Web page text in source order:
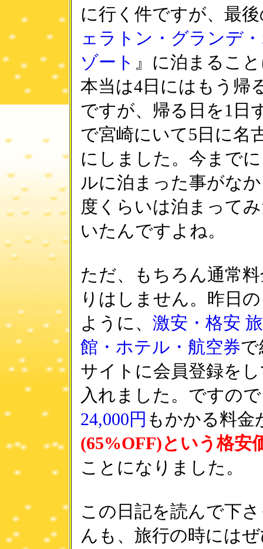
に行く件ですが、最
ェラトン・グランデ
ゾート 』に泊まるこ
本当は4日にはもう帰
ですが、帰る日を1日
で宮崎にいて5日に名
にしました。今まで
ルに泊まった事がな
度くらいは泊まって
いたんですよね。
ただ、もちろん通常
りはしません。昨日
ように、 激安・格安
館・ホテル・航空券で
サイトに会員登録を
入れました。ですの
24,000円 もかかる料金
(65%OFF)という格安
ことになりました。
この日記を読んで下
んも、旅行の時には